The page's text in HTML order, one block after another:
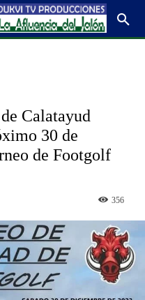
Calatayud
30 de
de Footgolf
356